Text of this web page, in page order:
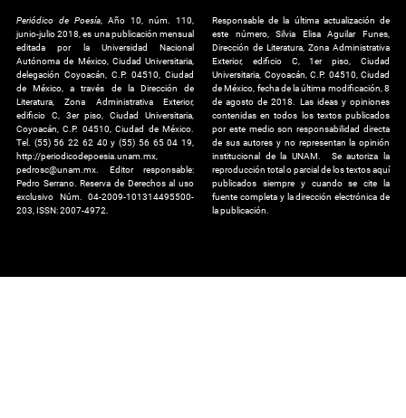
Periódico de Poesía , Año 10, núm. 110,
junio-julio 2018, es una publicación mensual
editada por la Universidad Nacional
Autónoma de México, Ciudad Universitaria,
delegación Coyoacán, C.P. 04510, Ciudad
de México, a través de la Dirección de
Literatura, Zona Administrativa Exterior,
edificio C, 3er piso, Ciudad Universitaria,
Coyoacán, C.P. 04510, Ciudad de México.
Tel. (55) 56 22 62 40 y (55) 56 65 04 19,
http://periodicodepoesia.unam.mx,
pedrosc@unam.mx. Editor responsable:
Pedro Serrano. Reserva de Derechos al uso
exclusivo Núm. 04-2009-101314495500-
203, ISSN: 2007-4972.
Responsable de la última actualización de
este número, Silvia Elisa Aguilar Funes,
Dirección de Literatura, Zona Administrativa
Exterior, edificio C, 1er piso, Ciudad
Universitaria, Coyoacán, C.P. 04510, Ciudad
de México, fecha de la última modificación, 8
de agosto de 2018. Las ideas y opiniones
contenidas en todos los textos publicados
por este medio son responsabilidad directa
de sus autores y no representan la opinión
institucional de la UNAM. Se autoriza la
reproducción total o parcial de los textos aquí
publicados siempre y cuando se cite la
fuente completa y la dirección electrónica de
la publicación.